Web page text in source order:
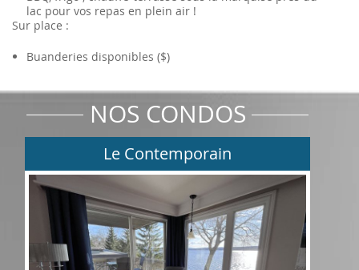
lac pour vos repas en plein air !
Sur place :
Buanderies disponibles ($)
NOS CONDOS
Le Contemporain